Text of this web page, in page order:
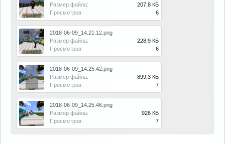
Размер файла:
207,8 КБ
Просмотров:
6
2018-06-09_14.21.12.png
Размер файла:
228,9 КБ
Просмотров:
6
2018-06-09_14.25.42.png
Размер файла:
899,3 КБ
Просмотров:
7
2018-06-09_14.25.46.png
Размер файла:
926 КБ
Просмотров:
7